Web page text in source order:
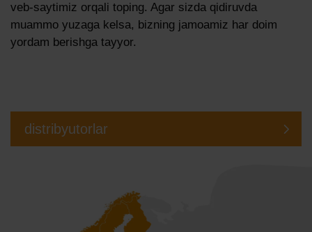
veb-saytimiz orqali toping. Agar sizda qidiruvda
muammo yuzaga kelsa, bizning jamoamiz har doim
yordam berishga tayyor.
distribyutorlar